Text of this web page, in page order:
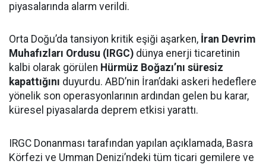
piyasalarında alarm verildi.
Orta Doğu’da tansiyon kritik eşiği aşarken, İran Devrim
Muhafızları Ordusu (IRGC) dünya enerji ticaretinin
kalbi olarak görülen Hürmüz Boğazı’nı süresiz
kapattığını duyurdu. ABD’nin İran’daki askeri hedeflere
yönelik son operasyonlarının ardından gelen bu karar,
küresel piyasalarda deprem etkisi yarattı.
IRGC Donanması tarafından yapılan açıklamada, Basra
Körfezi ve Umman Denizi’ndeki tüm ticari gemilere ve